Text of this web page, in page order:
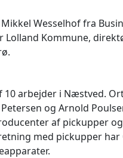
Wesselhof fra
Lolland Kommune,
10 arbejder i Næstved.
og Arnold
af pickupper
med pickupper